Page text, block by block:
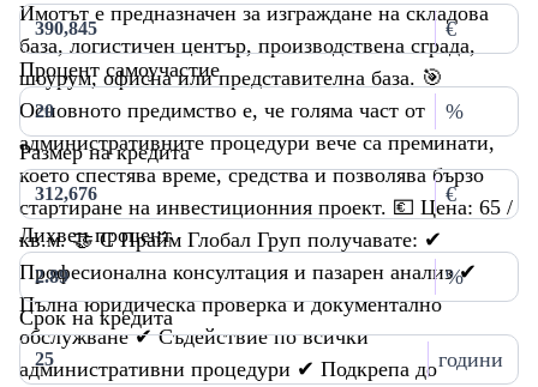
Имотът е предназначен за изграждане на складова
база, логистичен център, производствена сграда,
шоурум, офисна или представителна база. 🎯
Основното предимство е, че голяма част от
административните процедури вече са преминати,
което спестява време, средства и позволява бързо
стартиране на инвестиционния проект. 💶 Цена: 65 /
кв.м. 🤝 С Прайм Глобал Груп получавате: ✔
Професионална консултация и пазарен анализ ✔
Пълна юридическа проверка и документално
обслужване ✔ Съдействие по всички
административни процедури ✔ Подкрепа до
€
Процент самоучастие
%
Размер на кредита
€
Лихвен процент
%
Срок на кредита
години